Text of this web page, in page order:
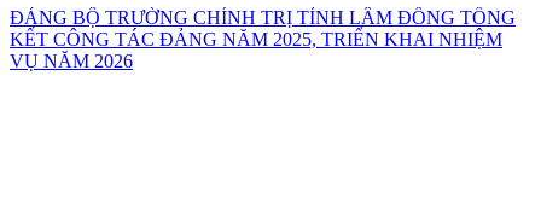
ĐẢNG BỘ TRƯỜNG CHÍNH TRỊ TỈNH LÂM ĐỒNG TỔNG
KẾT CÔNG TÁC ĐẢNG NĂM 2025, TRIỂN KHAI NHIỆM
VỤ NĂM 2026